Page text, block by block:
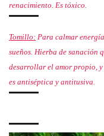
renacimiento. Es tóxico.
Tomillo: Para calmar
sueños. Hierba de sanación
desarrollar el amor propio,
es antiséptica y antitusiva.